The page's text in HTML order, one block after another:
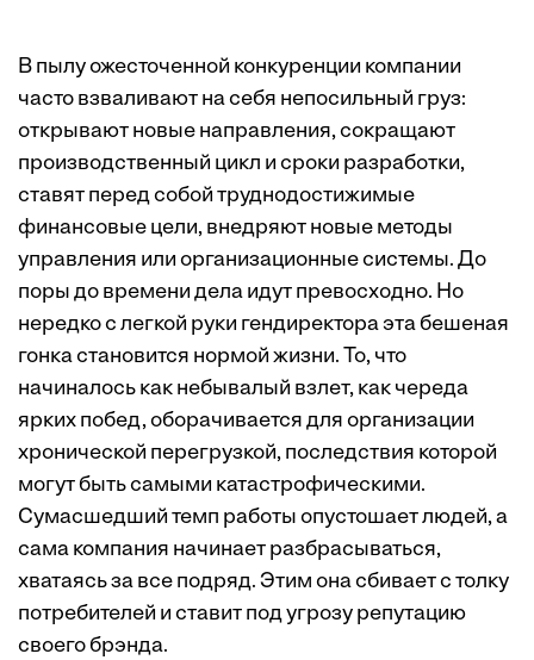
В пылу ожесточенной конкуренции компании
часто взваливают на себя непосильный груз:
открывают новые направления, сокращают
производственный цикл и сроки разработки,
ставят перед собой труднодостижимые
финансовые цели, внедряют новые методы
управления или организационные системы. До
поры до времени дела идут превосходно. Но
нередко с легкой руки гендиректора эта бешеная
гонка становится нормой жизни. То, что
начиналось как небывалый взлет, как череда
ярких побед, оборачивается для организации
хронической перегрузкой, последствия которой
могут быть самыми катастрофическими.
Сумасшедший темп работы опустошает людей, а
сама компания начинает разбрасываться,
хватаясь за все подряд. Этим она сбивает с толку
потребителей и ставит под угрозу репутацию
своего брэнда.